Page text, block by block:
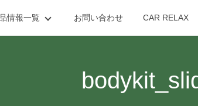
情報一覧 お問い合わせ CAR RELAX